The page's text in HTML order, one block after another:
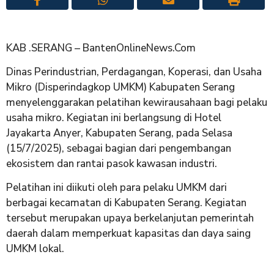
KAB .SERANG – BantenOnlineNews.Com
Dinas Perindustrian, Perdagangan, Koperasi, dan Usaha
Mikro (Disperindagkop UMKM) Kabupaten Serang
menyelenggarakan pelatihan kewirausahaan bagi pelaku
usaha mikro. Kegiatan ini berlangsung di Hotel
Jayakarta Anyer, Kabupaten Serang, pada Selasa
(15/7/2025), sebagai bagian dari pengembangan
ekosistem dan rantai pasok kawasan industri.
Pelatihan ini diikuti oleh para pelaku UMKM dari
berbagai kecamatan di Kabupaten Serang. Kegiatan
tersebut merupakan upaya berkelanjutan pemerintah
daerah dalam memperkuat kapasitas dan daya saing
UMKM lokal.